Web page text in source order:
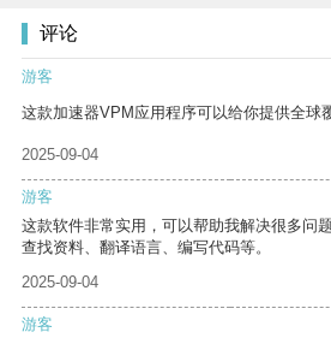
评论
游客
这款加速器VPM应用程序可以给你提供全球
2025-09-04
游客
这款软件非常实用，可以帮助我解决很多问
查找资料、翻译语言、编写代码等。
2025-09-04
游客